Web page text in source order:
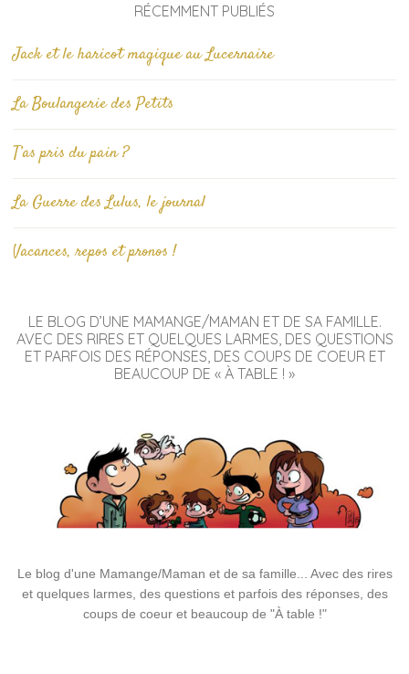
RÉCEMMENT PUBLIÉS
Jack et le haricot magique au Lucernaire
La Boulangerie des Petits
T’as pris du pain ?
La Guerre des Lulus, le journal
Vacances, repos et pronos !
LE BLOG D’UNE MAMANGE/MAMAN ET DE SA FAMILLE.
AVEC DES RIRES ET QUELQUES LARMES, DES QUESTIONS
ET PARFOIS DES RÉPONSES, DES COUPS DE COEUR ET
BEAUCOUP DE « À TABLE ! »
Le blog d'une Mamange/Maman et de sa famille... Avec des rires
et quelques larmes, des questions et parfois des réponses, des
coups de coeur et beaucoup de "À table !"